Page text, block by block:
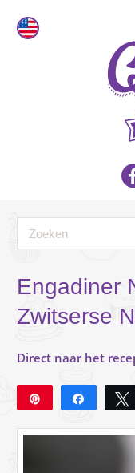
Engadiner
Zwitserse
Direct naar het
Deel